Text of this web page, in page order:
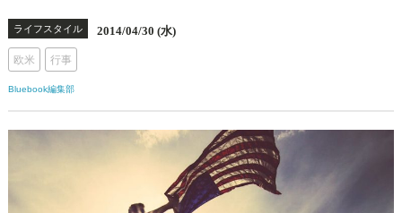
ライフスタイル 2014/04/30 (水)
欧米 行事
Bluebook編集部